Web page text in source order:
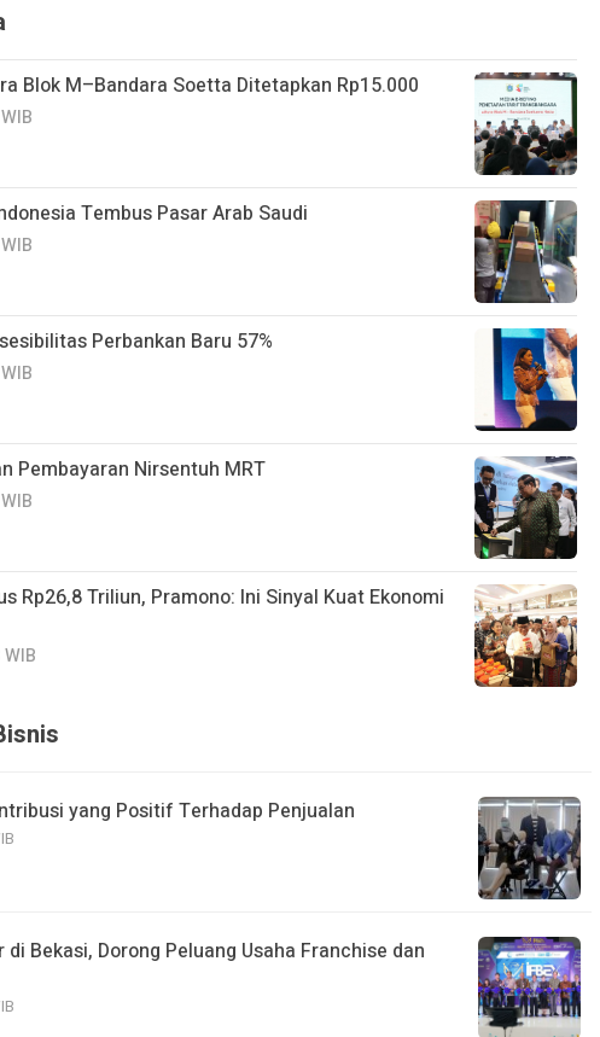
Blok M–Bandara Soetta Ditetapkan Rp15.000
Tembus Pasar Arab Saudi
Perbankan Baru 57%
Pembayaran Nirsentuh MRT
Rp26,8 Triliun, Pramono: Ini Sinyal Kuat Ekonomi
yang Positif Terhadap Penjualan
di Bekasi, Dorong Peluang Usaha Franchise dan